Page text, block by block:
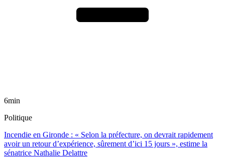
6min
Politique
Incendie en Gironde : « Selon la préfecture, on devrait rapidement
avoir un retour d’expérience, sûrement d’ici 15 jours », estime la
sénatrice Nathalie Delattre